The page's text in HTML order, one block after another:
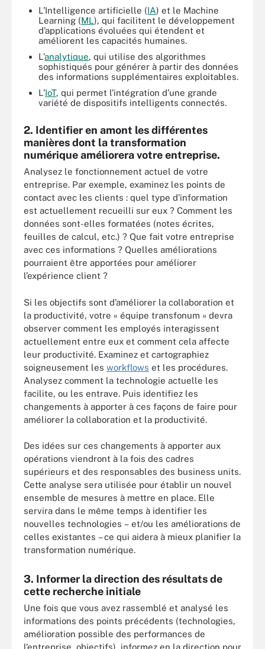
L’Intelligence artificielle (IA) et le Machine
Learning (ML), qui facilitent le développement
d’applications évoluées qui étendent et
améliorent les capacités humaines.
L’analytique, qui utilise des algorithmes
sophistiqués pour générer à partir des données
des informations supplémentaires exploitables.
L’IoT, qui permet l’intégration d’une grande
variété de dispositifs intelligents connectés.
2. Identifier en amont les différentes
manières dont la transformation
numérique améliorera votre entreprise.
Analysez le fonctionnement actuel de votre
entreprise. Par exemple, examinez les points de
contact avec les clients : quel type d’information
est actuellement recueilli sur eux ? Comment les
données sont-elles formatées (notes écrites,
feuilles de calcul, etc.) ? Que fait votre entreprise
avec ces informations ? Quelles améliorations
pourraient être apportées pour améliorer
l’expérience client ?
Si les objectifs sont d’améliorer la collaboration et
la productivité, votre « équipe transfonum » devra
observer comment les employés interagissent
actuellement entre eux et comment cela affecte
leur productivité. Examinez et cartographiez
soigneusement les workflows et les procédures.
Analysez comment la technologie actuelle les
facilite, ou les entrave. Puis identifiez les
changements à apporter à ces façons de faire pour
améliorer la collaboration et la productivité.
Des idées sur ces changements à apporter aux
opérations viendront à la fois des cadres
supérieurs et des responsables des business units.
Cette analyse sera utilisée pour établir un nouvel
ensemble de mesures à mettre en place. Elle
servira dans le même temps à identifier les
nouvelles technologies – et/ou les améliorations de
celles existantes – ce qui aidera à mieux planifier la
transformation numérique.
3. Informer la direction des résultats de
cette recherche initiale
Une fois que vous avez rassemblé et analysé les
informations des points précédents (technologies,
amélioration possible des performances de
l’entreprise, objectifs), informez en la direction pour